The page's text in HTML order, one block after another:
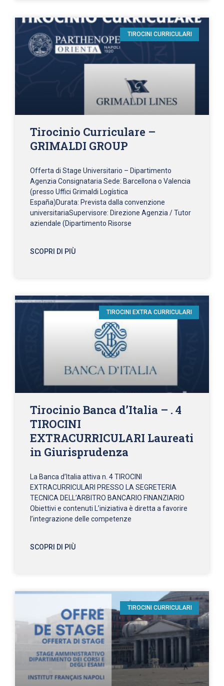
TIROCINI CURRICULARI
Tirocinio Curriculare –
GRIMALDI GROUP
Offerta di Stage Universitario – Dipartimento
Agenzia Consignataria Sede: Barcellona o Valencia
(presso Uffici Grimaldi Logística
España)Durata: Prevista dalla convenzione
universitariaSupervisore: Direzione Agenzia / Tutor
aziendale (Dipartimento Risorse
SCOPRI DI PIÙ
TIROCINI EXTRA CURRICULARI
Tirocinio Banca d’Italia – . 4
TIROCINI
EXTRACURRICULARI Laureati
in Giurisprudenza
La Banca d’Italia attiva n. 4 TIROCINI
EXTRACURRICULARI PRESSO LA SEGRETERIA
TECNICA DELL’ARBITRO BANCARIO FINANZIARIO
Obiettivi e contenuti L’iniziativa è diretta a favorire
l’integrazione delle competenze
SCOPRI DI PIÙ
TIROCINI CURRICULARI